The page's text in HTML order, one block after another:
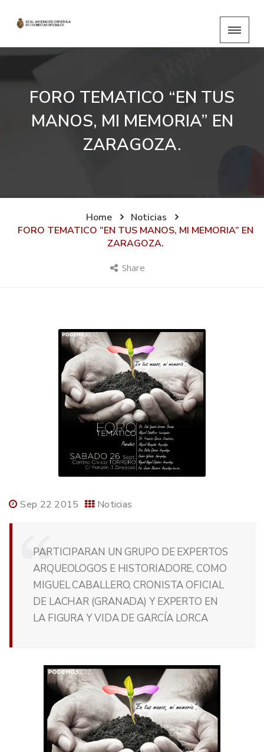
FORO TEMATICO “EN TUS
MANOS, MI MEMORIA” EN
ZARAGOZA.
Home
Noticias
FORO TEMATICO “EN TUS MANOS, MI MEMORIA” EN
ZARAGOZA.
Share
Sep 22 2015 Noticias
PARTICIPARAN UN GRUPO DE EXPERTOS
ARQUEOLOGOS E HISTORIADORE, COMO
MIGUEL CABALLERO, CRONISTA OFICIAL
DE LACHAR (GRANADA) Y EXPERTO EN
LA FIGURA Y VIDA DE GARCÍA LORCA